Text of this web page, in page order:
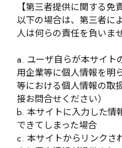
【第三者提供に関する免
以下の場合は、第三者に
人は何らの責任を負いま
a. ユーザ自らが本サイト
用企業等に個人情報を明
等における個人情報の取
接お問合せください）
b. 本サイトに入力した情
できてしまった場合
c. 本サイトからリンクさ